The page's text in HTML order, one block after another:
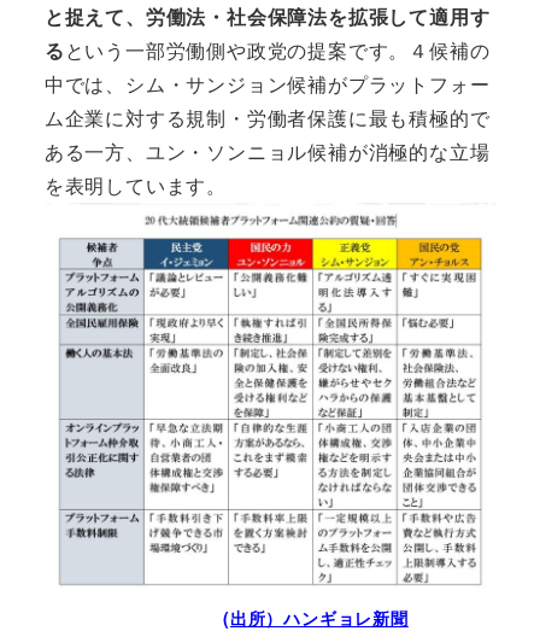
と捉えて、労働法・社会保障法を拡張して適用す
るという一部労働側や政党の提案です。４候補の
中では、シム・サンジョン候補がプラットフォー
ム企業に対する規制・労働者保護に最も積極的で
ある一方、ユン・ソンニョル候補が消極的な立場
を表明しています。
(出所）ハンギョレ新聞